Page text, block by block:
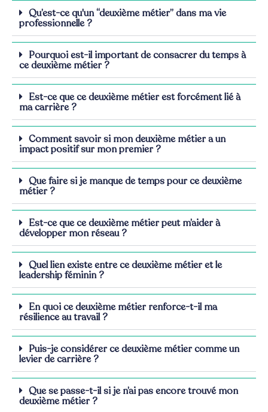
Qu’est-ce qu'un “deuxième métier” dans ma vie
professionnelle ?
Pourquoi est-il important de consacrer du temps à
ce deuxième métier ?
Est-ce que ce deuxième métier est forcément lié à
ma carrière ?
Comment savoir si mon deuxième métier a un
impact positif sur mon premier ?
Que faire si je manque de temps pour ce deuxième
métier ?
Est-ce que ce deuxième métier peut m’aider à
développer mon réseau ?
Quel lien existe entre ce deuxième métier et le
leadership féminin ?
En quoi ce deuxième métier renforce-t-il ma
résilience au travail ?
Puis-je considérer ce deuxième métier comme un
levier de carrière ?
Que se passe-t-il si je n’ai pas encore trouvé mon
deuxième métier ?